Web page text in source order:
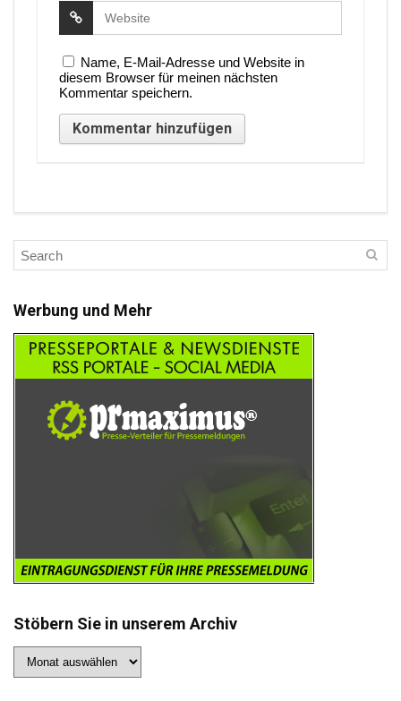
Name, E-Mail-Adresse und Website in
diesem Browser für meinen nächsten
Kommentar speichern.
Werbung und Mehr
Stöbern Sie in unserem Archiv
Sie